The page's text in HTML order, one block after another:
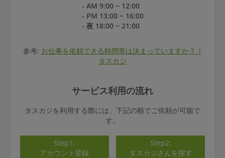
- AM 9:00 ~ 12:00
- PM 13:00 ~ 16:00
- 夜 18:00 ~ 21:00
参考: お仕事を依頼できる時間帯は決まっていますか？ |
タスカジ
サービス利用の流れ
タスカジを利用する際には、下記の順でご依頼が可能で
す。
Step1:
アカウント登録
Step2:
タスカジさんを探す